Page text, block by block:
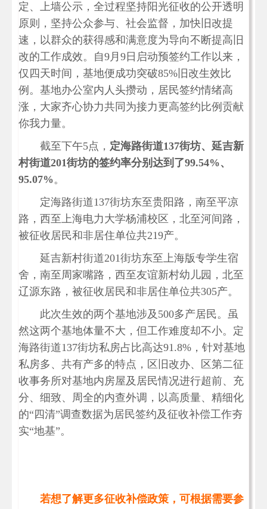
定、上墙公示，全过程坚持阳光征收的公开透明
原则，坚持公众参与、社会监督，加快旧改提
速，以群众的获得感和满意度为导向不断提高旧
改的工作成效。自9月9日启动预签约工作以来，
仅四天时间，基地便成功突破85%旧改生效比
例。基地办公室内人头攒动，居民签约情绪高
涨，大家齐心协力共同为接力更高签约比例贡献
你我力量。
截至下午5点， 定海路街道137街坊、延吉新
村街道201街坊的签约率分别达到了99.54%、
95.07%。
定海路街道137街坊东至贵阳路，南至平凉
路，西至上海电力大学杨浦校区，北至河间路，
被征收居民和非居住单位共219产。
延吉新村街道201街坊东至上海版专学生宿
舍，南至周家嘴路，西至友谊新村幼儿园，北至
辽源东路，被征收居民和非居住单位共305产。
此次生效的两个基地涉及500多产居民。虽
然这两个基地体量不大，但工作难度却不小。定
海路街道137街坊私房占比高达91.8%，针对基地
私房多、共有产多的特点，区旧改办、区第二征
收事务所对基地内房屋及居民情况进行超前、充
分、细致、周全的内查外调，以高质量、精细化
的“四清”调查数据为居民签约及征收补偿工作夯
实“地基”。
若想了解更多征收补偿政策，可根据需要参